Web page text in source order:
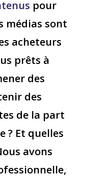
pour
médias sont
acheteurs
prêts à
des
des
de la part
? Et quelles
avons